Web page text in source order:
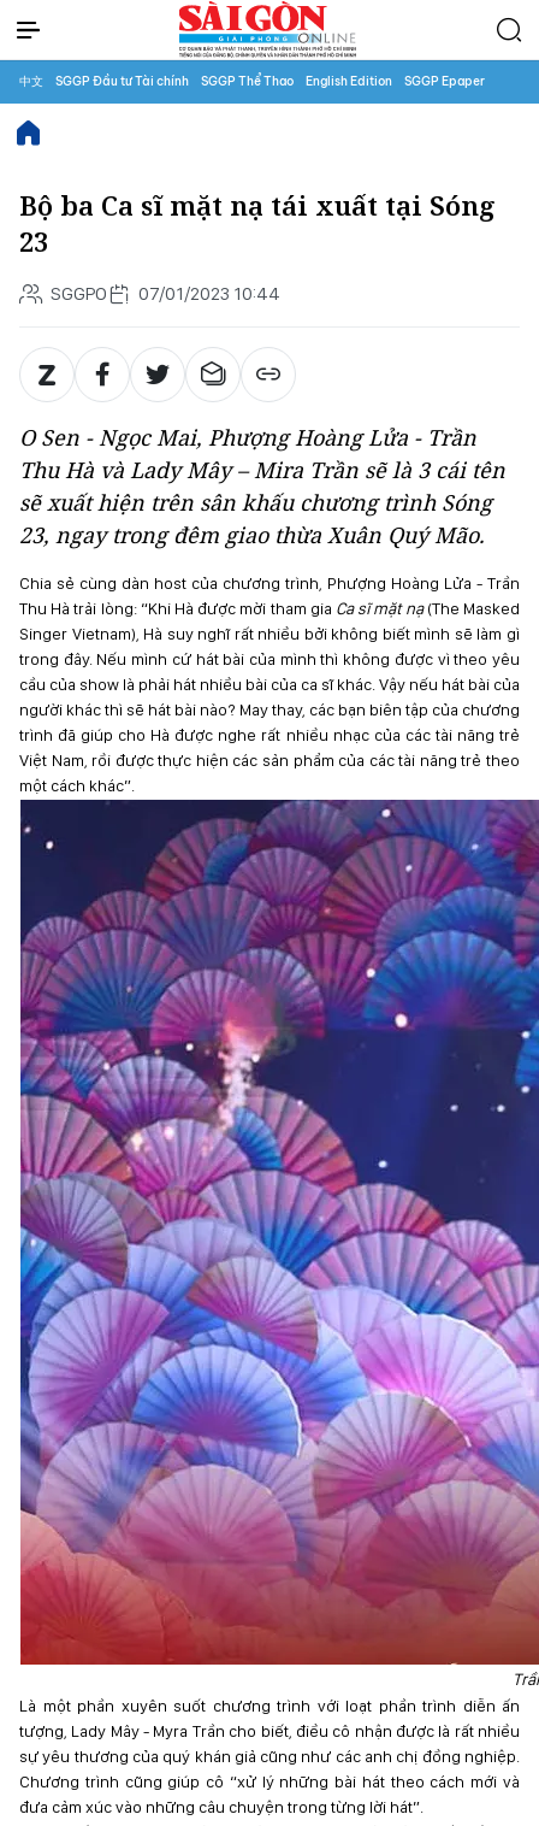
中文 SGGP Đầu tư Tài chính SGGP Thể Thao English Edition SGGP Epaper
Bộ ba Ca sĩ mặt nạ tái xuất tại Sóng
23
SGGPO 07/01/2023 10:44
O Sen - Ngọc Mai, Phượng Hoàng Lửa - Trần
Thu Hà và Lady Mây – Mira Trần sẽ là 3 cái tên
sẽ xuất hiện trên sân khấu chương trình Sóng
23, ngay trong đêm giao thừa Xuân Quý Mão.
Chia sẻ cùng dàn host của chương trình, Phượng Hoàng Lửa - Trần
Thu Hà trải lòng: “Khi Hà được mời tham gia Ca sĩ mặt nạ(The Masked
Singer Vietnam), Hà suy nghĩ rất nhiều bởi không biết mình sẽ làm gì
trong đây. Nếu mình cứ hát bài của mình thì không được vì theo yêu
cầu của show là phải hát nhiều bài của ca sĩ khác. Vậy nếu hát bài của
người khác thì sẽ hát bài nào? May thay, các bạn biên tập của chương
trình đã giúp cho Hà được nghe rất nhiều nhạc của các tài năng trẻ
Việt Nam, rồi được thực hiện các sản phẩm của các tài năng trẻ theo
một cách khác”.
Là một phần xuyên suốt chương trình với loạt phần trình diễn ấn
tượng, Lady Mây - Myra Trần cho biết, điều cô nhận được là rất nhiều
sự yêu thương của quý khán giả cũng như các anh chị đồng nghiệp.
Chương trình cũng giúp cô “xử lý những bài hát theo cách mới và
đưa cảm xúc vào những câu chuyện trong từng lời hát”.